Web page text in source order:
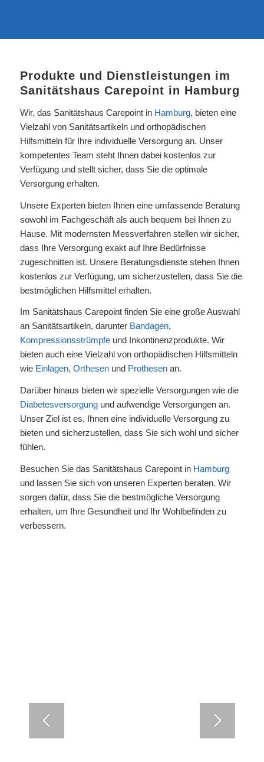
Produkte und Dienstleistungen im
Sanitätshaus Carepoint in Hamburg
Wir, das Sanitätshaus Carepoint in Hamburg, bieten eine
Vielzahl von Sanitätsartikeln und orthopädischen
Hilfsmitteln für Ihre individuelle Versorgung an. Unser
kompetentes Team steht Ihnen dabei kostenlos zur
Verfügung und stellt sicher, dass Sie die optimale
Versorgung erhalten.
Unsere Experten bieten Ihnen eine umfassende Beratung
sowohl im Fachgeschäft als auch bequem bei Ihnen zu
Hause. Mit modernsten Messverfahren stellen wir sicher,
dass Ihre Versorgung exakt auf Ihre Bedürfnisse
zugeschnitten ist. Unsere Beratungsdienste stehen Ihnen
kostenlos zur Verfügung, um sicherzustellen, dass Sie die
bestmöglichen Hilfsmittel erhalten.
Im Sanitätshaus Carepoint finden Sie eine große Auswahl
an Sanitätsartikeln, darunter Bandagen,
Kompressionsstrümpfeund Inkontinenzprodukte. Wir
bieten auch eine Vielzahl von orthopädischen Hilfsmitteln
wie Einlagen, Orthesenund Prothesenan.
Darüber hinaus bieten wir spezielle Versorgungen wie die
Diabetesversorgungund aufwendige Versorgungen an.
Unser Ziel ist es, Ihnen eine individuelle Versorgung zu
bieten und sicherzustellen, dass Sie sich wohl und sicher
fühlen.
Besuchen Sie das Sanitätshaus Carepoint in Hamburg
und lassen Sie sich von unseren Experten beraten. Wir
sorgen dafür, dass Sie die bestmögliche Versorgung
erhalten, um Ihre Gesundheit und Ihr Wohlbefinden zu
verbessern.